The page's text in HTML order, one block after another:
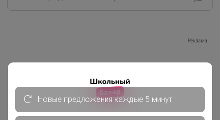
Реклама
Совместные покупки
АРХИВ СП
РАЗНОЕ
Новые предложения каждые 5 минут